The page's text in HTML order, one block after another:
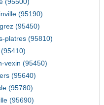
(95500)
(95190)
(95450)
platres (95810)
vexin (95450)
(95640)
(95780)
(95690)